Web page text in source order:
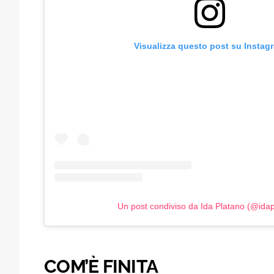
Visualizza questo post su
Un post condiviso da Ida Platano
COM’È FINITA